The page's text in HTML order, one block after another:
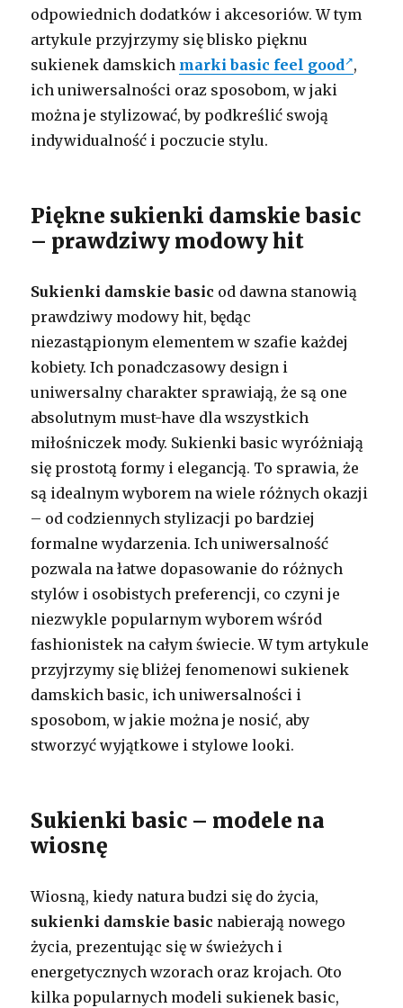
odpowiednich dodatków i akcesoriów. W tym
artykule przyjrzymy się blisko pięknu
sukienek damskich marki basic feel good ,
ich uniwersalności oraz sposobom, w jaki
można je stylizować, by podkreślić swoją
indywidualność i poczucie stylu.
Piękne sukienki damskie basic
– prawdziwy modowy hit
Sukienki damskie basic od dawna stanowią
prawdziwy modowy hit, będąc
niezastąpionym elementem w szafie każdej
kobiety. Ich ponadczasowy design i
uniwersalny charakter sprawiają, że są one
absolutnym must-have dla wszystkich
miłośniczek mody. Sukienki basic wyróżniają
się prostotą formy i elegancją. To sprawia, że
są idealnym wyborem na wiele różnych okazji
– od codziennych stylizacji po bardziej
formalne wydarzenia. Ich uniwersalność
pozwala na łatwe dopasowanie do różnych
stylów i osobistych preferencji, co czyni je
niezwykle popularnym wyborem wśród
fashionistek na całym świecie. W tym artykule
przyjrzymy się bliżej fenomenowi sukienek
damskich basic, ich uniwersalności i
sposobom, w jakie można je nosić, aby
stworzyć wyjątkowe i stylowe looki.
Sukienki basic – modele na
wiosnę
Wiosną, kiedy natura budzi się do życia,
sukienki damskie basic nabierają nowego
życia, prezentując się w świeżych i
energetycznych wzorach oraz krojach. Oto
kilka popularnych modeli sukienek basic,